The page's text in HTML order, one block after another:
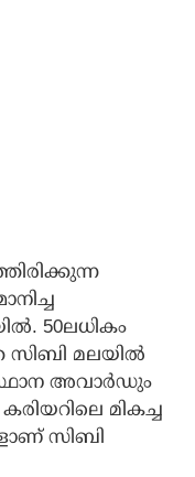
50ലധികം
സിബി മലയില്‍
അവാര്‍ഡും
മികച്ച
സിബി